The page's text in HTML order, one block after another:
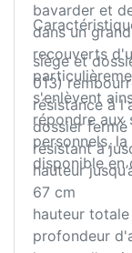
bavarder et
dans un
recouverts
s'enlèvent
répondre aux
personnels,
disponible en
siège et
013)
résistance à
dossier fermé
résistant à
hauteur
67 cm
hauteur
profondeur